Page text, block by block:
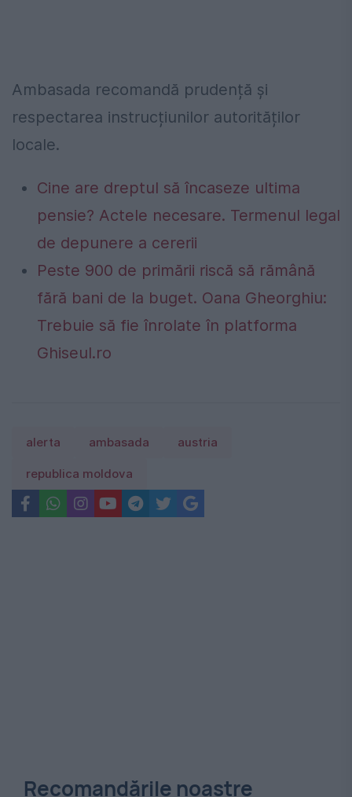
Ambasada recomandă prudență și
respectarea instrucțiunilor autorităților
locale.
Cine are dreptul să încaseze ultima
pensie? Actele necesare. Termenul legal
de depunere a cererii
Peste 900 de primării riscă să rămână
fără bani de la buget. Oana Gheorghiu:
Trebuie să fie înrolate în platforma
Ghiseul.ro
alerta ambasada austria
republica moldova
Recomandările noastre